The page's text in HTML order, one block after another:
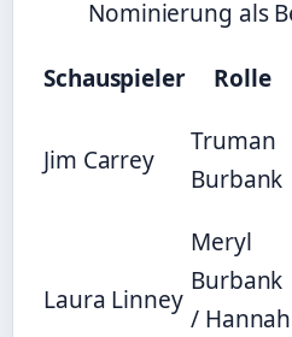
Nominierung als
Schauspieler Rolle
Jim Carrey
Truman
Burbank
Laura Linney
Meryl
Burbank
/ Hannah